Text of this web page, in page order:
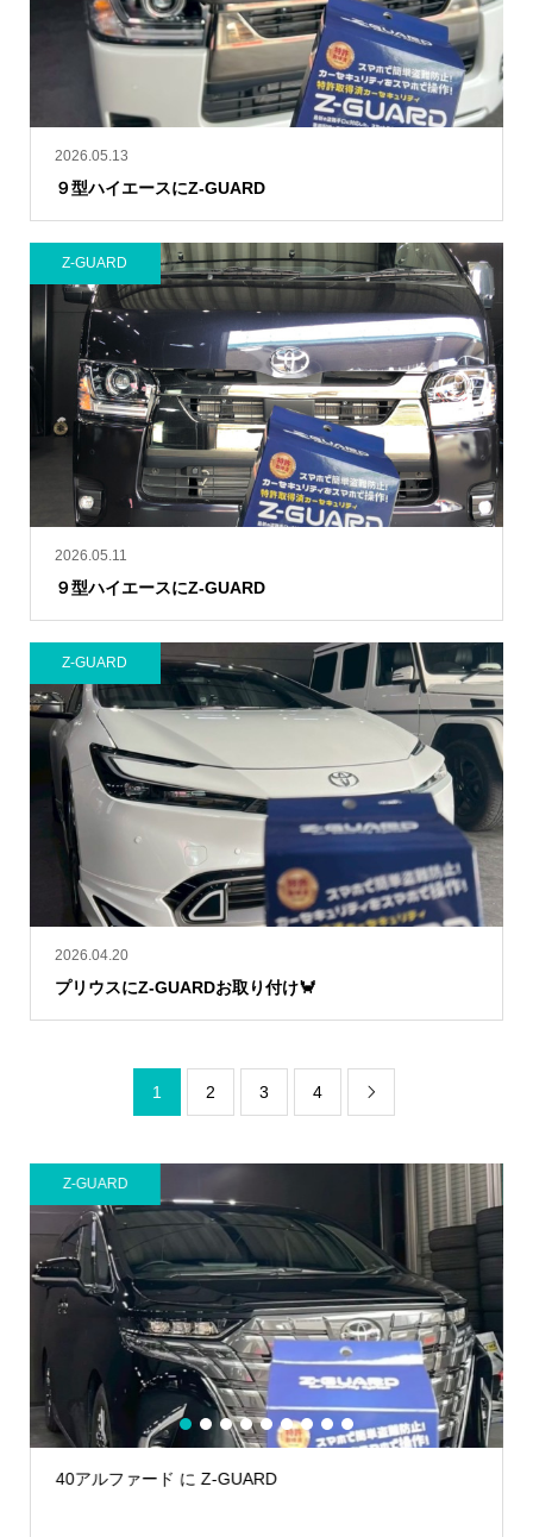
2026.05.13
９型ハイエースにZ-GUARD
2026.05.11
９型ハイエースにZ-GUARD
Z-GUARD
2026.04.20
プリウスにZ-GUARDお取り付け🦀
Z-GUARD
1 2 3 4 
40ヴェルファイアにIGLA2
AUTHOR ALARM
1 2 3 4 5 6 7 8 9